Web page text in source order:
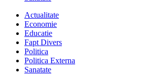
Actualitate
Economie
Educatie
Fapt Divers
Politica
Politica Externa
Sanatate